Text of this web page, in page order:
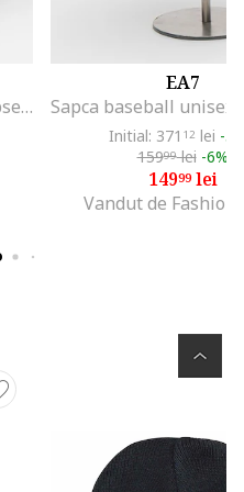
Sapca cu imprimeu logo Ellpse, Negru/Verde feriga
EA7
Initial: 371 12 lei -
15999lei -6%
14999lei
Vandut de Fashion